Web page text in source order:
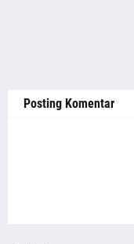
Posting Komentar